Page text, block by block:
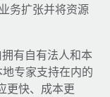
务扩张并将资源
有自有法人和本
专家支持在内的
更快、成本更